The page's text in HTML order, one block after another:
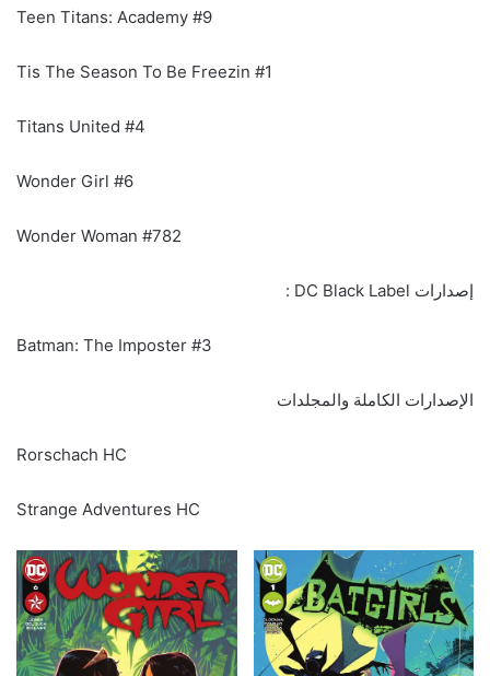
Teen Titans: Academy #9
Tis The Season To Be Freezin #1
Titans United #4
Wonder Girl #6
Wonder Woman #782
إصدارات DC Black Label :
Batman: The Imposter #3
الإصدارات الكاملة والمجلدات
Rorschach HC
Strange Adventures HC